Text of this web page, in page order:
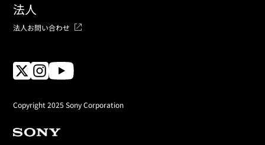
法人
法人お問い合わせ
Copyright 2025 Sony Corporation